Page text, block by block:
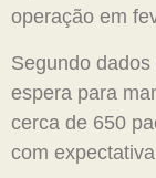
operação em
Segundo
espera para
cerca de 650
com